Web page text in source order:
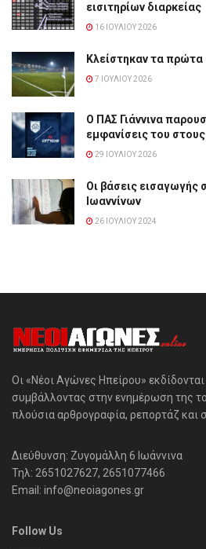
εισιτηρίων διαρκείας
16 ΙΟΥΛΊΟΥ 2026
Κλείστηκαν τα πρώτα
7 ΙΟΥΛΊΟΥ 2026
Ο ΠΑΣ Γιάννινα
εμφανίσεις του
29 ΙΟΥΛΊΟΥ 2026
Οι βάσεις εισαγωγής
Ιωαννίνων
26 ΙΟΥΛΊΟΥ 2024
Οι «Νέοι Αγώνες Ηπείρου»
συμβάλλοντας στην ενημέρωση της
πλούσια αρθρογραφία, ρεπορτάζ και
Διεύθυνση: Ζυγομάλλη 6 Ιωάννινα
Τηλ: 2651027627, 2651077466
Email: info@neoiagones.gr
Follow Us